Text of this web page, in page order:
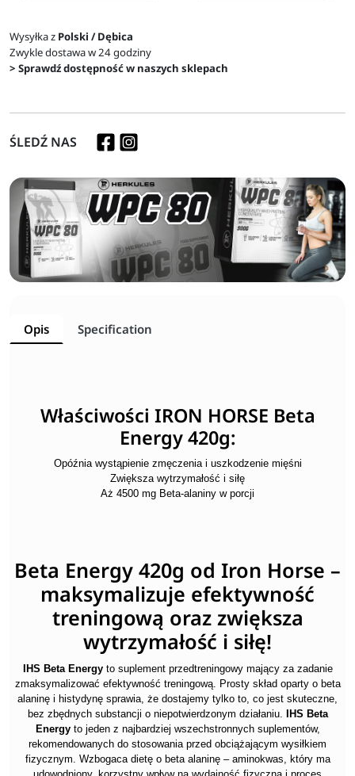
Wysyłka z Polski / Dębica
Zwykle dostawa w 24 godziny
> Sprawdź dostępność w naszych sklepach
ŚLEDŹ NAS
Opis Specification
Właściwości IRON HORSE Beta
Energy 420g:
Opóźnia wystąpienie zmęczenia i uszkodzenie mięśni
Zwiększa wytrzymałość i siłę
Aż 4500 mg Beta-alaniny w porcji
Beta Energy 420g od Iron Horse –
maksymalizuje efektywność
treningową oraz zwiększa
wytrzymałość i siłę!
IHS Beta Energyto suplement przedtreningowy mający za zadanie
zmaksymalizować efektywność treningową. Prosty skład oparty o beta
alaninę i histydynę sprawia, że dostajemy tylko to, co jest skuteczne,
bez zbędnych substancji o niepotwierdzonym działaniu.
IHS Beta
Energy to jeden z najbardziej wszechstronnych suplementów,
rekomendowanych do stosowania przed obciążającym wysiłkiem
fizycznym. Wzbogaca dietę o beta alaninę – aminokwas, który ma